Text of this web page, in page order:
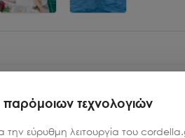
νερά, ανακαλύψτε
παρόμοιων τεχνολογιών
την εύρυθμη λειτουργία του